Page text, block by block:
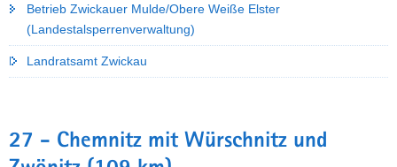
Betrieb Zwickauer Mulde/Obere Weiße Elster
(Landestalsperrenverwaltung)
Landratsamt Zwickau
27 - Chemnitz mit Würschnitz und